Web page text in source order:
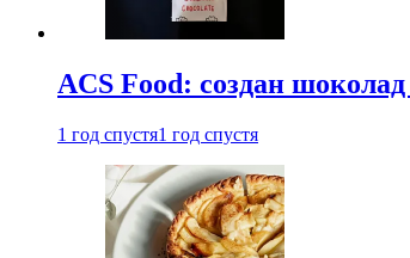
ACS Food: создан
1 год спустя1 год спустя